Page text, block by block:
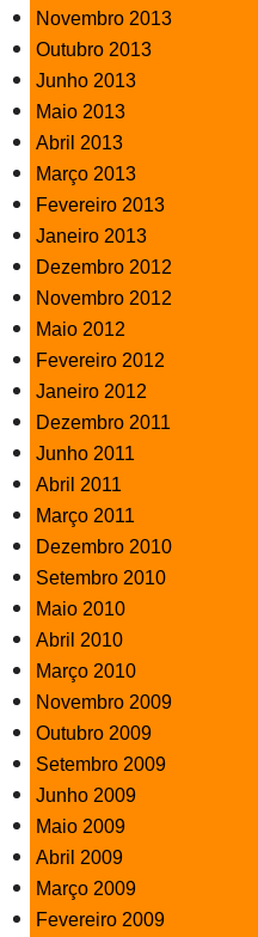
Novembro 2013
Outubro 2013
Junho 2013
Maio 2013
Abril 2013
Março 2013
Fevereiro 2013
Janeiro 2013
Dezembro 2012
Novembro 2012
Maio 2012
Fevereiro 2012
Janeiro 2012
Dezembro 2011
Junho 2011
Abril 2011
Março 2011
Dezembro 2010
Setembro 2010
Maio 2010
Abril 2010
Março 2010
Novembro 2009
Outubro 2009
Setembro 2009
Junho 2009
Maio 2009
Abril 2009
Março 2009
Fevereiro 2009